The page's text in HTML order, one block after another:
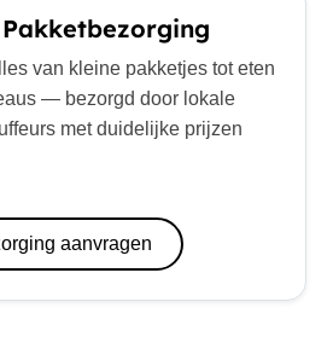
Pakketbezorging
van kleine pakketjes tot eten
— bezorgd door lokale
met duidelijke prijzen
aanvragen